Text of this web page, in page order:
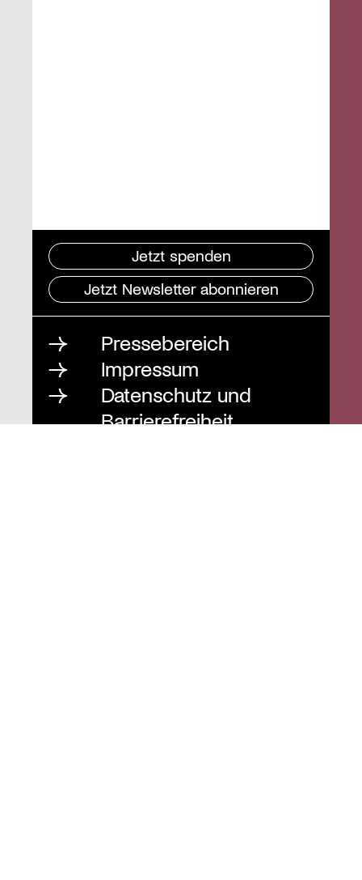
Jetzt spenden
Jetzt Newsletter abonnieren
Pressebereich
Impressum
Datenschutz und
Barrierefreiheit